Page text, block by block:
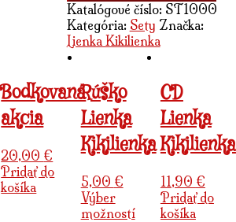
Katalógové číslo: ST1000
Kategória: Sety Značka:
Lienka Kikilienka
Bodkovaná
akcia
20,00 €
Pridať do
košíka
Rúško
Lienka
Kikilienka
5,00 €
Výber
možnostíThis
CD
Lienka
Kikilienka
11,90 €
Pridať do
košíka